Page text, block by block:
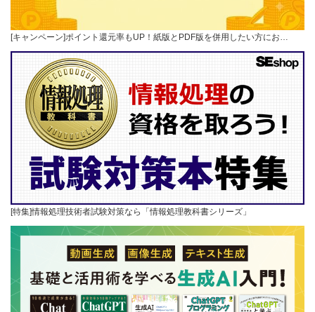
[キャンペーン]ポイント還元率もUP！紙版とPDF版を併用したい方にお…
[特集]情報処理技術者試験対策なら「情報処理教科書シリーズ」